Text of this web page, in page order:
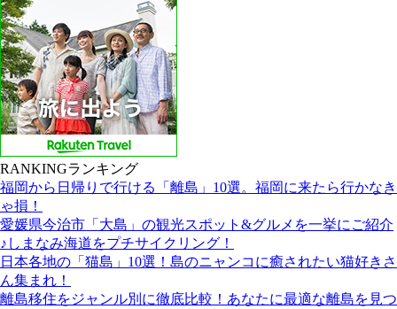
RANKINGランキング
福岡から日帰りで行ける「離島」10選。福岡に来たら行かなき
ゃ損！
愛媛県今治市「大島」の観光スポット&グルメを一挙にご紹介
♪しまなみ海道をプチサイクリング！
日本各地の「猫島」10選！島のニャンコに癒されたい猫好きさ
ん集まれ！
離島移住をジャンル別に徹底比較！あなたに最適な離島を見つ